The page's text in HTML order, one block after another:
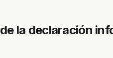
la declaración